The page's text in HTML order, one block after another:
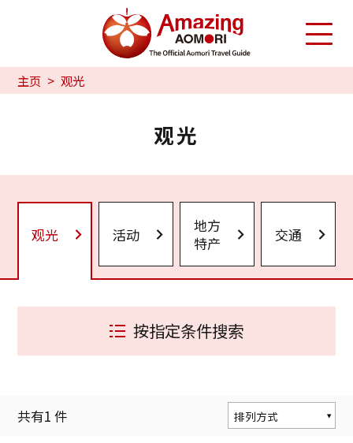
主页 观光
观光
观光 活动
地方
特产
交通
按指定条件搜索
共有1 件
排列方式